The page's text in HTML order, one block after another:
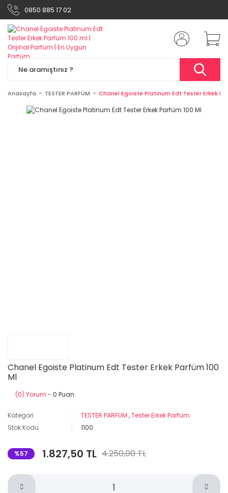
0850 885 17 02
Anasayfa TESTER PARFÜM Chanel Egoiste Platinum Edt Tester Erkek
Chanel Egoiste Platinum Edt Tester Erkek Parfüm 100
Ml
(0) Yorum - 0 Puan
Kategori TESTER PARFÜM ,Tester Erkek Parfüm
Stok Kodu
1100
%57 1.827,50 TL 4.250,00 TL